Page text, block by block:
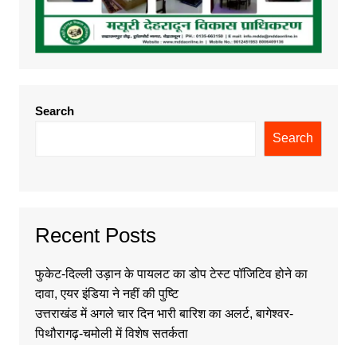
Search
Search
Recent Posts
फुकेट-दिल्ली उड़ान के पायलट का डोप टेस्ट पॉजिटिव होने का
दावा, एयर इंडिया ने नहीं की पुष्टि
उत्तराखंड में अगले चार दिन भारी बारिश का अलर्ट, बागेश्वर-
पिथौरागढ़-चमोली में विशेष सतर्कता